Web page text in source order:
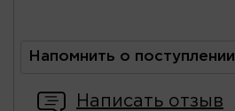
Напомнить о поступлении
Написать отзыв